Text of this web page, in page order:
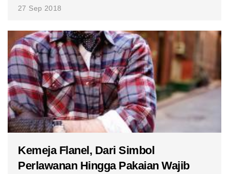
27 Sep 2018
Kemeja Flanel, Dari Simbol
Perlawanan Hingga Pakaian Wajib